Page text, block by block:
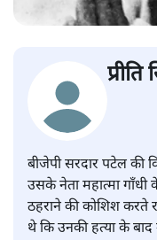
प्रीति
बीजेपी सरदार पटेल की
उसके नेता महात्मा गाँधी
ठहराने की कोशिश करते
थे कि उनकी हत्या के बाद